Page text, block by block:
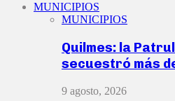
MUNICIPIOS
MUNICIPIOS
Quilmes: la
secuestró más
9 agosto, 2026